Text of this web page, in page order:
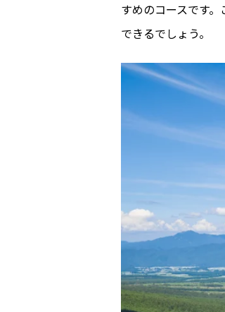
すめのコースです
できるでしょう。